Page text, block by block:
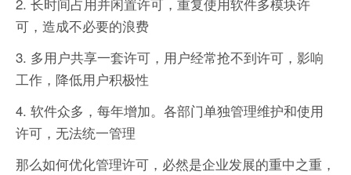
可，造成不必要的浪费
3. 多用户共享一套许可，用户经常抢不到许可，影响
工作，降低用户积极性
4. 软件众多，每年增加。各部门单独管理维护和使用
许可，无法统一管理
那么如何优化管理许可，必然是企业发展的重中之重，